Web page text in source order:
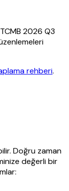
2026 Q3
rehberi.
Doğru zaman
değerli bir